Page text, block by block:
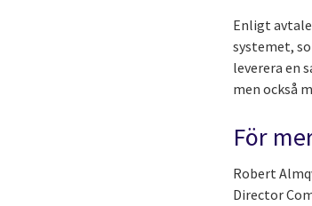
Enligt
systemet,
leverera en
men också
För
Robert
Director